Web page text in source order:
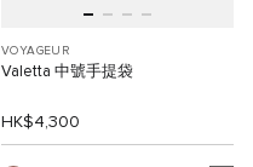
VOYAGEUR
Valetta 中號手提袋
HK$4,300